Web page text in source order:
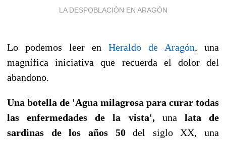
LA DESPOBLACIÓN EN ARAGÓN
Lo podemos leer en Heraldo de Aragón, una
magnífica iniciativa que recuerda el dolor del
abandono.
Una botella de 'Agua milagrosa para curar todas
las enfermedades de la vista', una lata de
sardinas de los años 50del siglo XX, una